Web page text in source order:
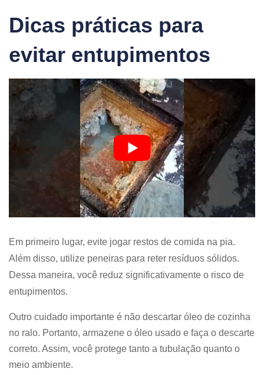
Dicas práticas para
evitar entupimentos
Em primeiro lugar, evite jogar restos de comida na pia.
Além disso, utilize peneiras para reter resíduos sólidos.
Dessa maneira, você reduz significativamente o risco de
entupimentos.
Outro cuidado importante é não descartar óleo de cozinha
no ralo. Portanto, armazene o óleo usado e faça o descarte
correto. Assim, você protege tanto a tubulação quanto o
meio ambiente.